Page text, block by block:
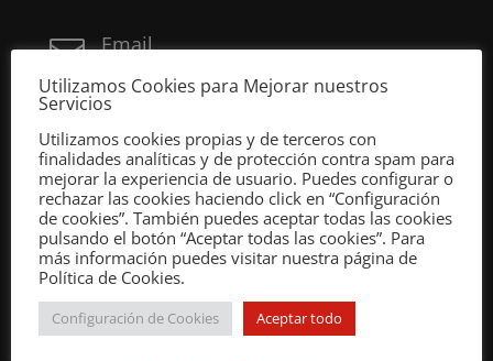
 Email
gremi@cira.es
Utilizamos Cookies para Mejorar nuestros
Servicios
Utilizamos cookies propias y de terceros con
finalidades analíticas y de protección contra spam para
mejorar la experiencia de usuario. Puedes configurar o
rechazar las cookies haciendo click en “Configuración
de cookies”. También puedes aceptar todas las cookies
pulsando el botón “Aceptar todas las cookies”. Para
más información puedes visitar nuestra página de
Política de Cookies.
Configuración de Cookies Aceptar todo